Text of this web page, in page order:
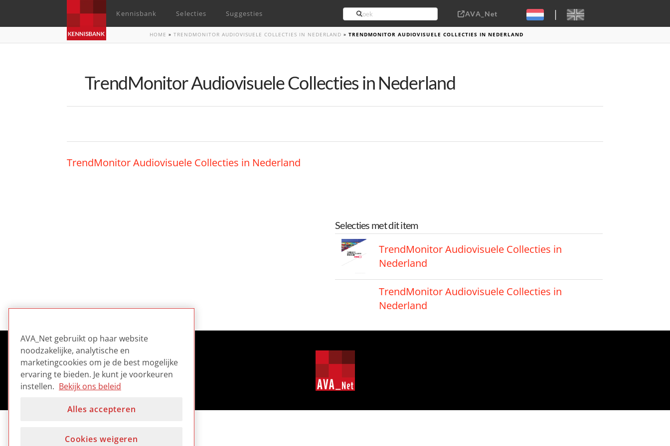
Kennisbank Selecties Suggesties Search AVA_Net | Sebastiaan ter Burg, CC-BY-2.0
HOME »TRENDMONITOR AUDIOVISUELE COLLECTIES IN NEDERLAND »TRENDMONITOR AUDIOVISUELE COLLECTIES IN NEDERLAND
TrendMonitor Audiovisuele Collecties in Nederland
TrendMonitor Audiovisuele Collecties in Nederland
Selecties met dit item
TrendMonitor Audiovisuele Collecties in
Nederland
TrendMonitor Audiovisuele Collecties in
Nederland
AVA_Net gebruikt op haar website
noodzakelijke, analytische en
marketingcookies om je de best mogelijke
ervaring te bieden. Je kunt je voorkeuren
instellen. Bekijk ons beleid
Alles accepteren
Cookies weigeren